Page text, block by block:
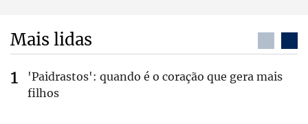
Mais lidas
'Paidrastos': quando é o coração que gera mais
filhos